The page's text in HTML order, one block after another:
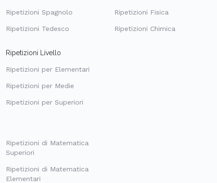
Ripetizioni Spagnolo
Ripetizioni Tedesco
Ripetizioni Fisica
Ripetizioni Chimica
Ripetizioni Livello
Ripetizioni per Elementari
Ripetizioni per Medie
Ripetizioni per Superiori
Ripetizioni di Matematica
Superiori
Ripetizioni di Matematica
Elementari